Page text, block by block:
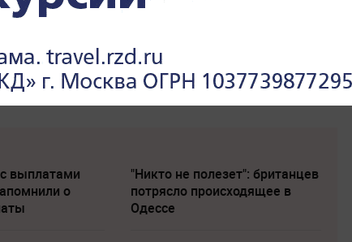
выплатами
о
"Никто не полезет": британцев
потрясло происходящее в
Одессе